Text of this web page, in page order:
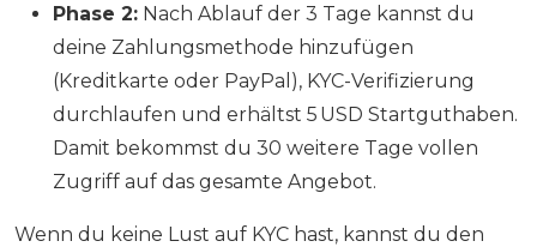
Phase 2: Nach Ablauf der 3 Tage kannst du
deine Zahlungsmethode hinzufügen
(Kreditkarte oder PayPal), KYC-Verifizierung
durchlaufen und erhältst 5 USD Startguthaben.
Damit bekommst du 30 weitere Tage vollen
Zugriff auf das gesamte Angebot.
Wenn du keine Lust auf KYC hast, kannst du den